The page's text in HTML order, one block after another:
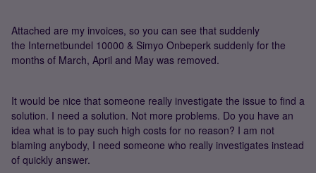
Attached are my invoices, so you can see that suddenly
the Internetbundel 10000 & Simyo Onbeperk suddenly for the
months of March, April and May was removed.
It would be nice that someone really investigate the issue to find a
solution. I need a solution. Not more problems. Do you have an
idea what is to pay such high costs for no reason? I am not
blaming anybody, I need someone who really investigates instead
of quickly answer.